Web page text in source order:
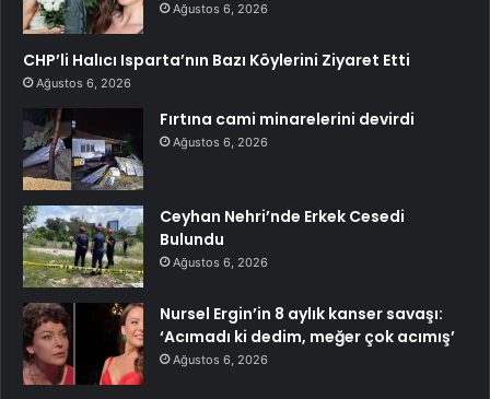
Ağustos 6, 2026
CHP’li Halıcı Isparta’nın Bazı Köylerini Ziyaret Etti
Ağustos 6, 2026
Fırtına cami minarelerini devirdi
Ağustos 6, 2026
Ceyhan Nehri’nde Erkek Cesedi
Bulundu
Ağustos 6, 2026
Nursel Ergin’in 8 aylık kanser savaşı:
‘Acımadı ki dedim, meğer çok acımış’
Ağustos 6, 2026